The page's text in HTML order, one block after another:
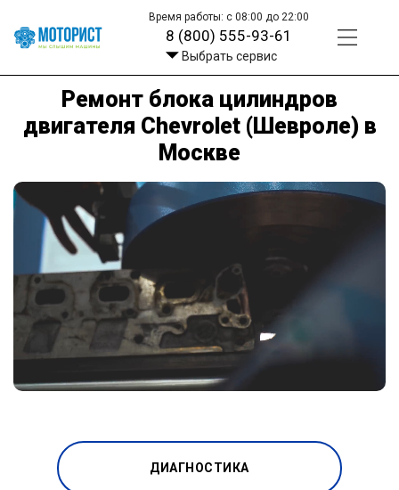
Время работы: с 08:00 до 22:00
8 (800) 555-93-61
Выбрать сервис
Ремонт блока цилиндров
двигателя Chevrolet (Шевроле) в
Москве
ДИАГНОСТИКА